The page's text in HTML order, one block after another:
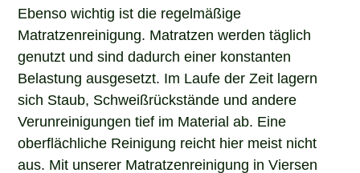
Ebenso wichtig ist die regelmäßige
Matratzenreinigung. Matratzen werden täglich
genutzt und sind dadurch einer konstanten
Belastung ausgesetzt. Im Laufe der Zeit lagern
sich Staub, Schweißrückstände und andere
Verunreinigungen tief im Material ab. Eine
oberflächliche Reinigung reicht hier meist nicht
aus. Mit unserer Matratzenreinigung in Viersen